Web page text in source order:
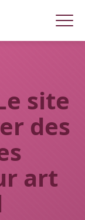
site
des
art